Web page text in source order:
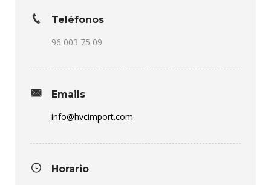
Teléfonos
96 003 75 09
Emails
info@hvcimport.com
Horario